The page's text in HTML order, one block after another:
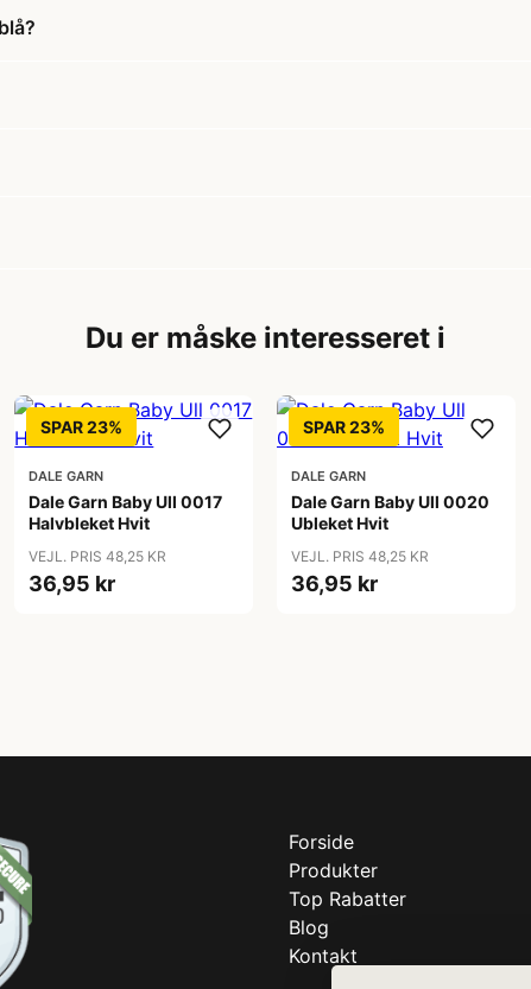
Du er måske interesseret i
SPAR 23%
DALE GARN
Dale Garn Baby Ull 0017
Halvbleket Hvit
VEJL. PRIS 48,25 KR
36,95 kr
SPAR 23%
DALE GARN
Dale Garn Baby Ull 0020
Ubleket Hvit
VEJL. PRIS 48,25 KR
36,95 kr
Forside
Produkter
Top Rabatter
Blog
Kontakt